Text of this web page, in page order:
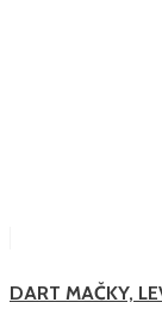
DART MAČKY,